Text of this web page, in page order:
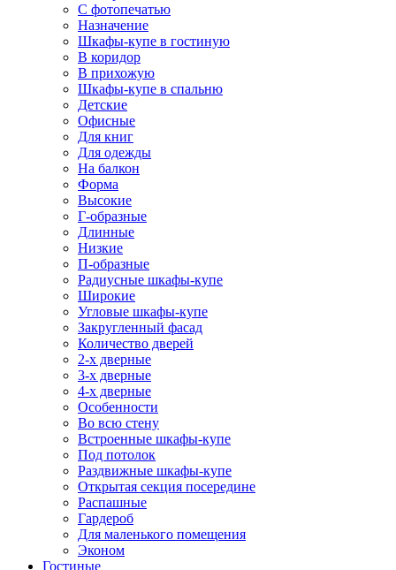
С фотопечатью
Назначение
Шкафы-купе в гостиную
В коридор
В прихожую
Шкафы-купе в спальню
Детские
Офисные
Для книг
Для одежды
На балкон
Форма
Высокие
Г-образные
Длинные
Низкие
П-образные
Радиусные шкафы-купе
Широкие
Угловые шкафы-купе
Закругленный фасад
Количество дверей
2-х дверные
3-х дверные
4-х дверные
Особенности
Во всю стену
Встроенные шкафы-купе
Под потолок
Раздвижные шкафы-купе
Открытая секция посередине
Распашные
Гардероб
Для маленького помещения
Эконом
Гостиные